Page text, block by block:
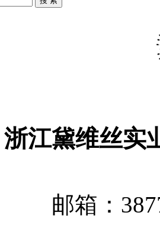
浙江黛维丝实
邮箱：